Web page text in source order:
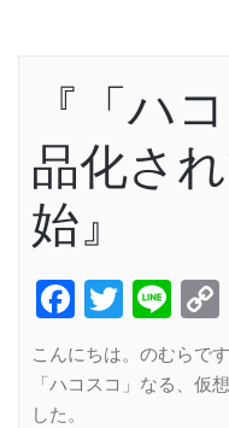
『「ハ
品化さ
始』
Facebook
Twitter
Line
こんにちは。のむらです
「ハコスコ」なる、仮
した。